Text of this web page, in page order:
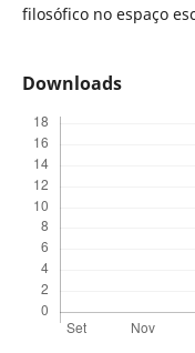
filosófico no espaço
Downloads